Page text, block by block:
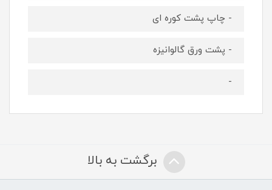
- چاپ پشت کوره ای
- پشت ورق گالوانیزه
-
برگشت به بالا